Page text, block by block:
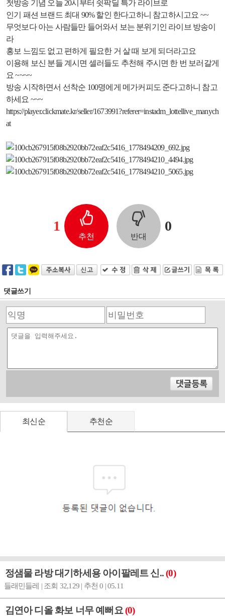
첫방송 기념 오늘 20시부터 쉿팍딜 특가 라이브로
인기 패션 브랜드 최대 90% 할인 한다고하니 참고하시고요 ~~
무엇보다 아는 사람들만 들어와서 보는 분위기인 라이브 방송이
라
홍보 느낌도 없고 편하게 필요한 거 살 때 보게 되더라고요
이용해 보신 분들 계시면 셀러들도 추천해 주시면 한 번 보러갈게
요 ~~~~
방송 시작하면서 선착순 100명에게 메가커피도 준다고하니 참고
하세요 ~~~
https://player.clickmate.kr/seller/1673991?referer=instadm_lottellive_manych
at
1
추천 반대
0
댓글쓰기
최신순 추천순
정샘물 라방 대기하세용 아이팔레트 신..(0)
들래민들레 | 조회 32,129 | 추천 0 | 05.11
김연아 디올 화보 너무 예뻐요(0)